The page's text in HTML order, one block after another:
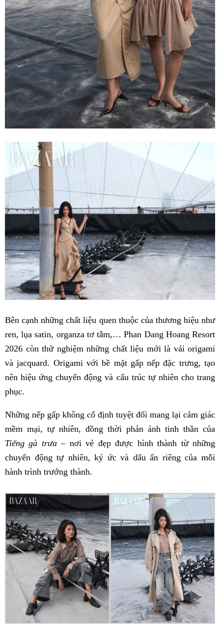
Bên cạnh những chất liệu quen thuộc của thương hiệu như
ren, lụa satin, organza tơ tằm,… Phan Dang Hoang Resort
2026 còn thử nghiệm những chất liệu mới là vải origami
và jacquard. Origami với bề mặt gấp nếp đặc trưng, tạo
nên hiệu ứng chuyển động và cấu trúc tự nhiên cho trang
phục.
Những nếp gấp không cố định tuyệt đối mang lại cảm giác
mềm mại, tự nhiên, đồng thời phản ánh tinh thần của
Tiếng gà trưa– nơi vẻ đẹp được hình thành từ những
chuyển động tự nhiên, ký ức và dấu ấn riêng của mỗi
hành trình trưởng thành.